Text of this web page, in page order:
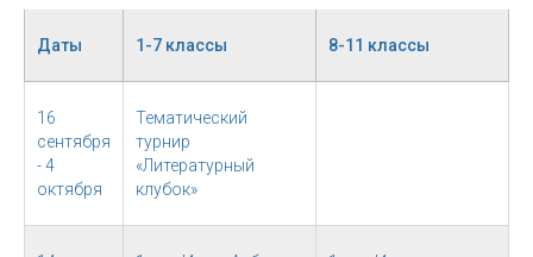
Даты 1-7 классы 8-11 классы
16
сентября
- 4
октября
Тематический
турнир
«Литературный
клубок»